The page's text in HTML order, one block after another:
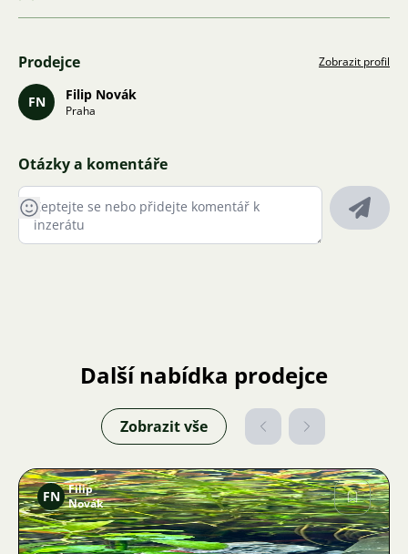
Prodejce Zobrazit profil
FN Filip Novák
Praha
Otázky a komentáře
Další nabídka prodejce
Zobrazit vše
FN Filip
Novák